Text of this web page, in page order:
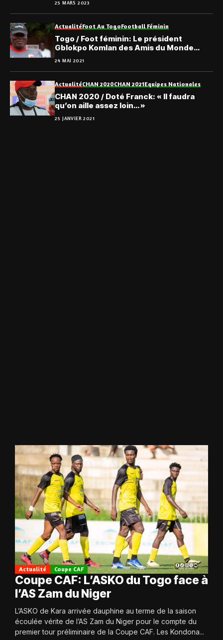
25 MARS 2023
ActualitéFoot Au TogoFootball Féminin
Togo / Foot féminin: Le président
Gblokpo Komlan des Amis du Monde
24 MAI 2021
ActualitéCHAN 2020CHAN 2021Equipes Nationales
CHAN 2020 / Doté Franck: « Il faudra
qu’on aille assez loin… »
25 JANVIER 2021
Actualité Coupe CAF
Coupe CAF: L’ASKO du Togo face à
l’AS Zam du Niger
L’ASKO de Kara arrivée dauphine au terme de la saison
écoulée vérite de l’AS Zam du Niger pour le compte du
premier tour préliminaire de la Coupe CAF. Les Kondona...